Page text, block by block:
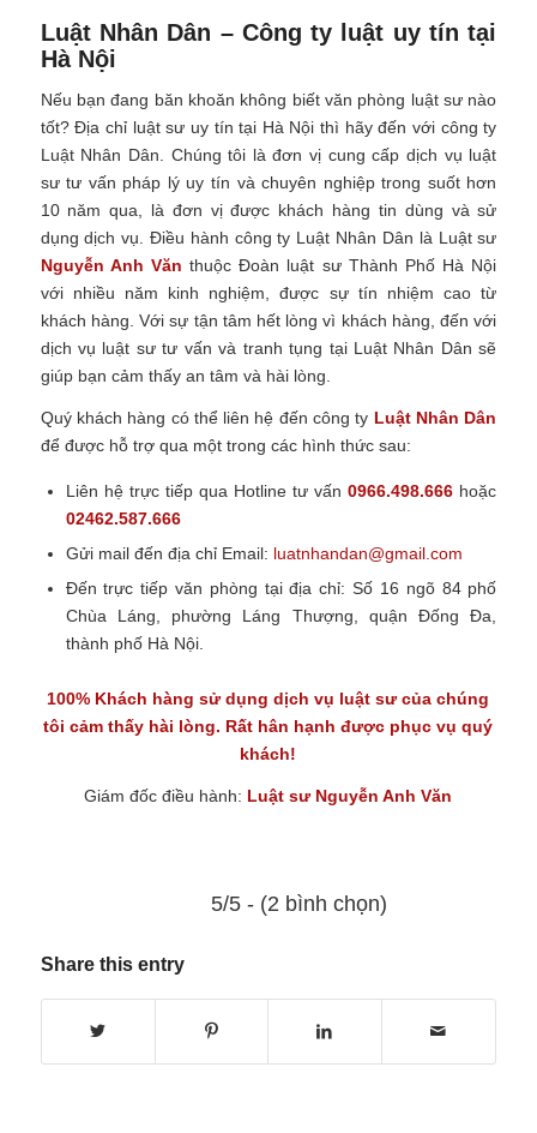
Luật Nhân Dân – Công ty luật uy tín tại
Hà Nội
Nếu bạn đang băn khoăn không biết văn phòng luật sư nào
tốt? Địa chỉ luật sư uy tín tại Hà Nội thì hãy đến với công ty
Luật Nhân Dân. Chúng tôi là đơn vị cung cấp dịch vụ luật
sư tư vấn pháp lý uy tín và chuyên nghiệp trong suốt hơn
10 năm qua, là đơn vị được khách hàng tin dùng và sử
dụng dịch vụ. Điều hành công ty Luật Nhân Dân là Luật sư
Nguyễn Anh Văn thuộc Đoàn luật sư Thành Phố Hà Nội
với nhiều năm kinh nghiệm, được sự tín nhiệm cao từ
khách hàng. Với sự tận tâm hết lòng vì khách hàng, đến với
dịch vụ luật sư tư vấn và tranh tụng tại Luật Nhân Dân sẽ
giúp bạn cảm thấy an tâm và hài lòng.
Quý khách hàng có thể liên hệ đến công ty Luật Nhân Dân
để được hỗ trợ qua một trong các hình thức sau:
Liên hệ trực tiếp qua Hotline tư vấn0966.498.666 hoặc
02462.587.666
Gửi mail đến địa chỉ Email: luatnhandan@gmail.com
Đến trực tiếp văn phòng tại địa chỉ:Số 16 ngõ 84 phố
Chùa Láng, phường Láng Thượng, quận Đống Đa,
thành phố Hà Nội.
100% Khách hàng sử dụngdịch vụ luật sưcủa chúng
tôi cảm thấy hài lòng. Rất hân hạnh được phục vụ quý
khách!
Giám đốc điều hành: Luật sư Nguyễn Anh Văn
5/5 - (2 bình chọn)
Share this entry